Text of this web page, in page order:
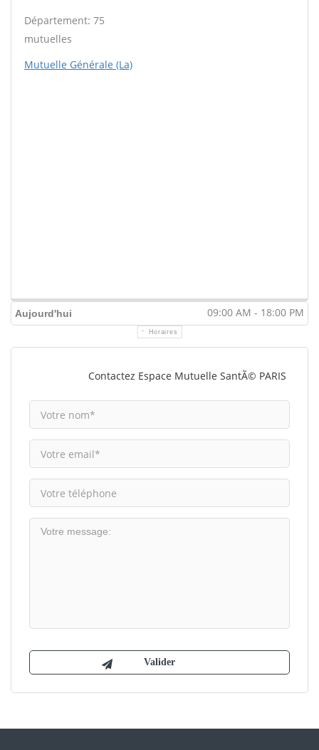
Département: 75
mutuelles
Mutuelle Générale (La)
Aujourd'hui 09:00 AM - 18:00 PM
Horaires
Contactez Espace Mutuelle SantÃ© PARIS